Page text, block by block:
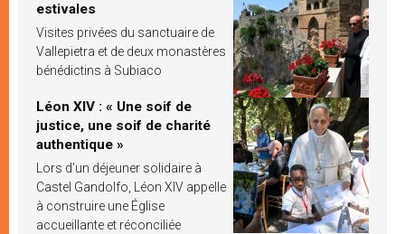
estivales
Visites privées du sanctuaire de
Vallepietra et de deux monastères
bénédictins à Subiaco
Léon XIV : « Une soif de
justice, une soif de charité
authentique »
Lors d’un déjeuner solidaire à
Castel Gandolfo, Léon XIV appelle
à construire une Église
accueillante et réconciliée